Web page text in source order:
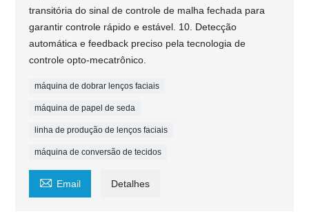
transitória do sinal de controle de malha fechada para
garantir controle rápido e estável. 10. Detecção
automática e feedback preciso pela tecnologia de
controle opto-mecatrônico.
máquina de dobrar lenços faciais
máquina de papel de seda
linha de produção de lenços faciais
máquina de conversão de tecidos
 Email Detalhes